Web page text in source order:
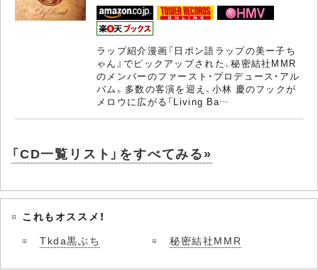
ラップ紹介漫画『日ポン語ラップの美ー子ち
ゃん』でピックアップされた、秘密結社MMR
のメンバーのファースト・プロデュース・アル
バム。多数の客演を迎え、小林 慶のフックが
メロウに広がる「Living Ba…
「CD一覧リスト」をすべてみる»
これもオススメ！
Tkda黒ぶち
秘密結社MMR